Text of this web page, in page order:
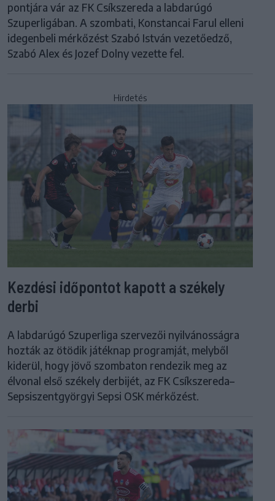
pontjára vár az FK Csíkszereda a labdarúgó
Szuperligában. A szombati, Konstancai Farul elleni
idegenbeli mérkőzést Szabó István vezetőedző,
Szabó Alex és Jozef Dolny vezette fel.
Hirdetés
Kezdési időpontot kapott a székely
derbi
A labdarúgó Szuperliga szervezői nyilvánosságra
hozták az ötödik játéknap programját, melyből
kiderül, hogy jövő szombaton rendezik meg az
élvonal első székely derbijét, az FK Csíkszereda–
Sepsiszentgyörgyi Sepsi OSK mérkőzést.